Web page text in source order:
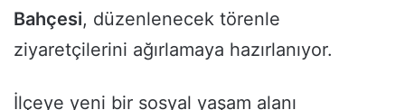
Bahçesi, düzenlenecek törenle
ziyaretçilerini ağırlamaya hazırlanıyor.
İlçeye yeni bir sosyal yaşam alanı